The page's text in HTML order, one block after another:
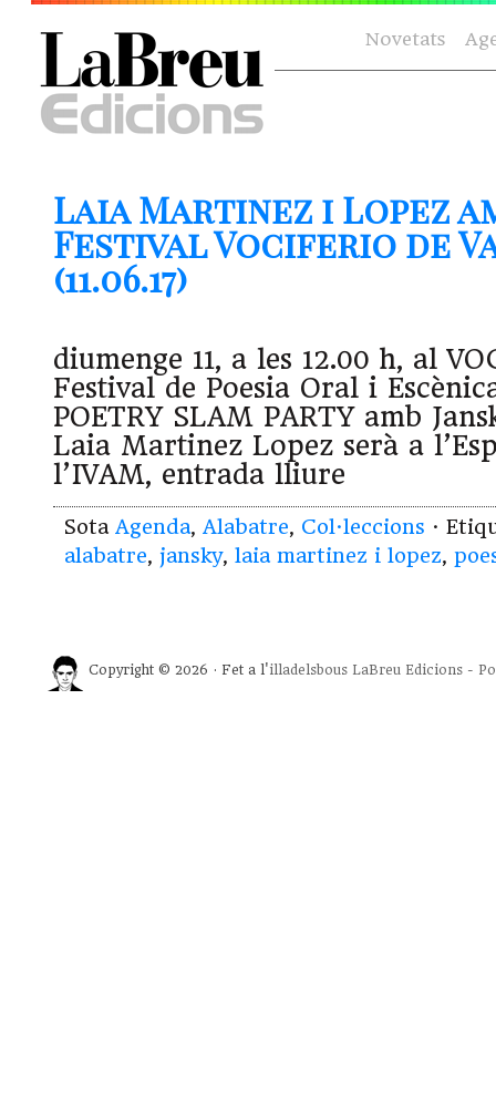
Novetats
Laia Martinez i Lopez
Festival Vociferio de
(11.06.17)
diumenge 11, a les 12.00 h, al
Festival de Poesia Oral i
POETRY SLAM PARTY amb
Laia Martinez Lopez serà a
l’IVAM, entrada lliure
Sota Agenda, Alabatre, Col·leccions ·
alabatre, jansky, laia martinez i lopez,
Copyright © 2026 · Fet a l'illadelsbous LaBreu Edicions -